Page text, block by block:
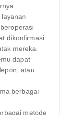
dikonfirmasi
mereka.
dapat
atau
berbagai
metode